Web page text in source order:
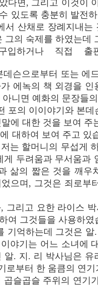
다면, 그리고 이것이
있도록 충분히 발전
산채로 장례지내
그의 숙제를 하였는데
하거나 직접 출
슨으로부터 또는 에
에녹의 책 외경을
니면 예화의 문장들
포의 이이야기와 본
에 대한 것을 보여 주
대하여 보여 주고 있
는 할머니의 무섭게
두려움과 무서움과
삶의 짧은 것을 깨우
으며, 그것은 죄로부
리고 요한 라이스
그것들을 사용하였
억하는데 그것은 알
야기는 어느 소녀에
. 지. 리 박사님은
부터 한 움큼의 연
슬곱슬 주위의 연기